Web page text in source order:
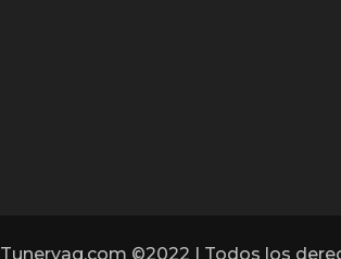
Tunervag.com ©2022 | Todos los